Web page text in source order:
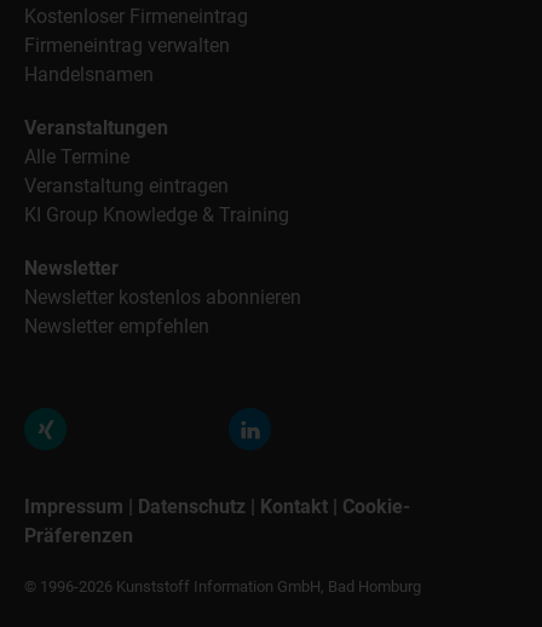
Kostenloser Firmeneintrag
Firmeneintrag verwalten
Handelsnamen
Veranstaltungen
Alle Termine
Veranstaltung eintragen
KI Group Knowledge & Training
Newsletter
Newsletter kostenlos abonnieren
Newsletter empfehlen
Impressum | Datenschutz | Kontakt | Cookie-
Präferenzen
© 1996-2026 Kunststoff Information GmbH, Bad Homburg